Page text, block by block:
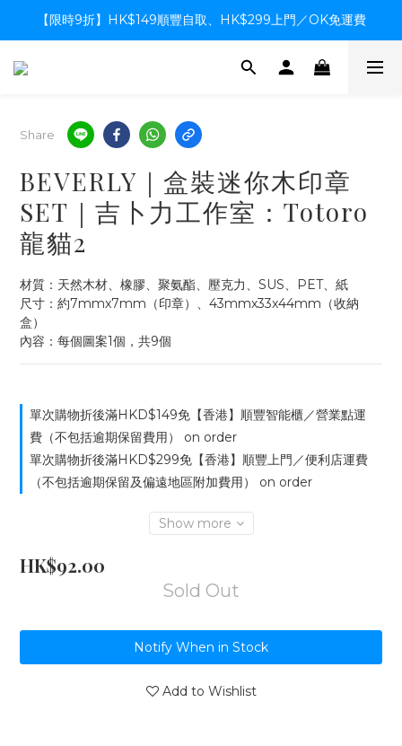
【限時9折】HK$149順豐自取、HK$299上門／OK免運費
【限時9折】HK$149順豐自取、HK$299上門／OK免運費
支付系統升級中，暫停信用卡支付至8月中，造成不便感謝諒解
Share
BEVERLY｜盒裝迷你木印章
SET｜吉卜力工作室：Totoro
龍貓2
材質：天然木材、橡膠、聚氨酯、壓克力、SUS、PET、紙
尺寸：約7mmx7mm（印章）、43mmx33x44mm（收納
盒）
內容：每個圖案1個，共9個
單次購物折後滿HKD$149免【香港】順豐智能櫃／營業點運
費（不包括逾期保留費用） on order
單次購物折後滿HKD$299免【香港】順豐上門／便利店運費
（不包括逾期保留及偏遠地區附加費用） on order
Show more
HK$92.00
Sold Out
Notify When in Stock
Add to Wishlist